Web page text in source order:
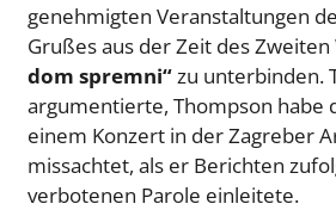
genehmigten Veranstaltungen
Grußes aus der Zeit des
dom spremni“ zu unterbinden.
argumentierte, Thompson habe
einem Konzert in der Zagreber
missachtet, als er Berichten
verbotenen Parole einleitete.